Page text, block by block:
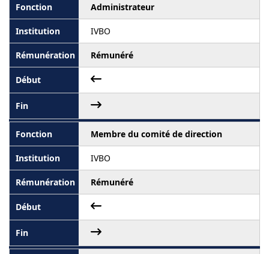
Administrateur
IVBO
Rémunéré
Membre du comité de direction
IVBO
Rémunéré